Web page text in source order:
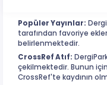
Popüler Yayınlar:
tarafından favoriye
belirlenmektedir.
CrossRef Atıf:
çekilmektedir. Bunun
CrossRef'te kaydının